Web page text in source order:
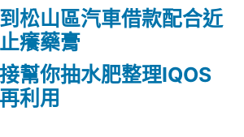
松山區汽車借款配合近
癢藥膏
幫你抽水肥整理IQOS
利用